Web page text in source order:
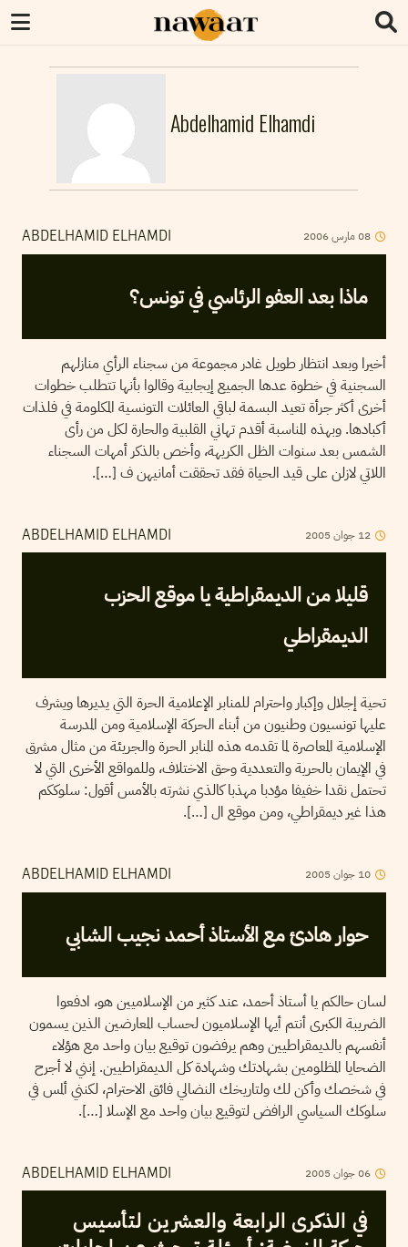
Abdelhamid Elhamdi
ABDELHAMID ELHAMDI 08مارس2006
ماذا بعد العفو الرئاسي في تونس؟
أخيرا وبعد انتظار طويل غادر مجموعة من سجناء الرأي منازلهم
السجنية في خطوة عدها الجميع إيجابية وقالوا بأنها تتطلب خطوات
أخرى أكثر جرأة تعيد البسمة لباقي العائلات التونسية المكلومة في فلذات
أكبادها. وبهذه المناسبة أقدم تهاني القلبية والحارة لكل من رأى
الشمس بعد سنوات الظل الكريهة، وأخص بالذكر أمهات السجناء
اللاتي لازلن على قيد الحياة فقد تحققت أمانيهن ف […].
ABDELHAMID ELHAMDI 12 جوان 2005
قليلا من الديمقراطية يا موقع الحزب
الديمقراطي
تحية إجلال وإكبار واحترام للمنابر الإعلامية الحرة التي يديرها ويشرف
عليها تونسيون وطنيون من أبناء الحركة الإسلامية ومن المدرسة
الإسلامية المعاصرة لما تقدمه هذه المنابر الحرة والجريئة من مثال مشرق
في الإيمان بالحرية والتعددية وحق الاختلاف، وللمواقع الأخرى التي لا
تحتمل نقدا خفيفا مؤدبا مهذبا كالذي نشرته بالأمس أقول: سلوككم
هذا غير ديمقراطي، ومن موقع ال […].
ABDELHAMID ELHAMDI 10 جوان 2005
حوار هادئ مع الأستاذ أحمد نجيب الشابي
لسان حالكم يا أستاذ أحمد، عند كثير من الإسلاميين هو، ادفعوا
الضريبة الكبرى أنتم أيها الإسلاميون لحساب المعارضين الذين يسمون
أنفسهم بالديمقراطيين وهم يرفضون توقيع بيان واحد مع هؤلاء
الضحايا المظلومين بشهادتك وشهادة كل الديمقراطيين. إنني لا أجرح
في شخصك وأكن لك ولتاريخك النضالي فائق الاحترام، لكنني ألمس في
سلوكك السياسي الرافض لتوقيع بيان واحد مع الإسلا […].
ABDELHAMID ELHAMDI 06جوان 2005
في الذكرى الرابعة والعشرين لتأسيس